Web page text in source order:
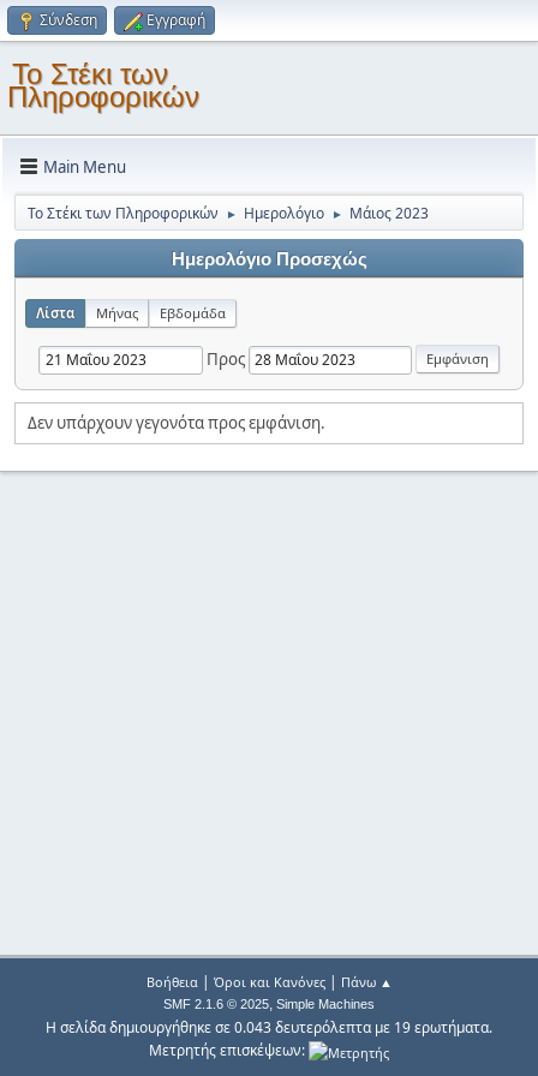
Σύνδεση Εγγραφή
Το Στέκι των
Πληροφορικών
Main Menu
Το Στέκι των Πληροφορικών ► Ημερολόγιο ► Μάιος 2023
Ημερολόγιο Προσεχώς
Λίστα Μήνας Εβδομάδα
Προς
Δεν υπάρχουν γεγονότα προς εμφάνιση.
Βοήθεια| Όροι και Κανόνες| Πάνω ▲
SMF 2.1.6 © 2025, Simple Machines
Η σελίδα δημιουργήθηκε σε 0.043 δευτερόλεπτα με 19 ερωτήματα.
Μετρητής επισκέψεων: